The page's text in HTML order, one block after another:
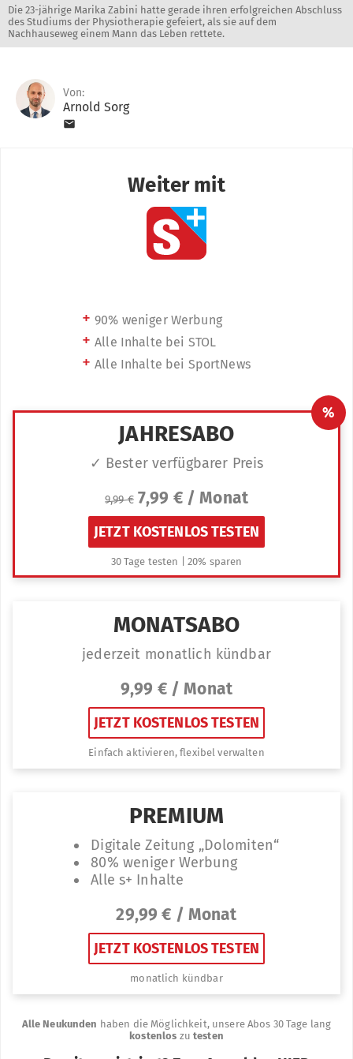
Die 23-jährige Marika Zabini hatte gerade ihren erfolgreichen Abschluss
des Studiums der Physiotherapie gefeiert, als sie auf dem
Nachhauseweg einem Mann das Leben rettete.
Von:
Arnold Sorg